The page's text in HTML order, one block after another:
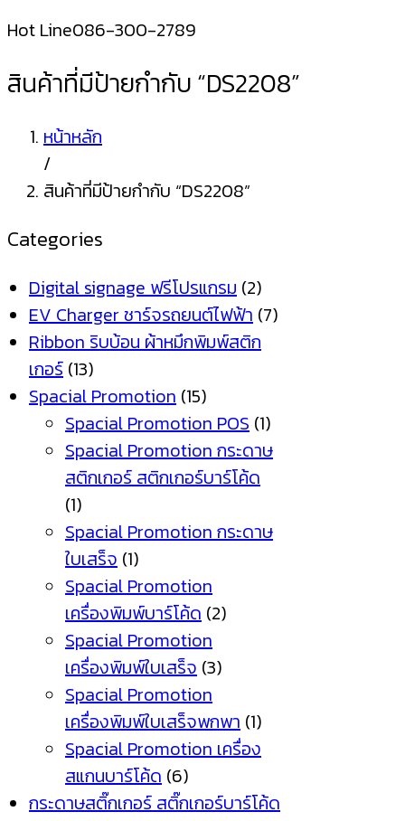
Hot Line086-300-2789
สินค้าที่มีป้ายกำกับ “DS2208”
หน้าหลัก
/
สินค้าที่มีป้ายกำกับ “DS2208”
Categories
Digital signage ฟรีโปรแกรม (2)
EV Charger ชาร์จรถยนต์ไฟฟ้า (7)
Ribbon ริบบ้อน ผ้าหมึกพิมพ์สติก
เกอร์ (13)
Spacial Promotion (15)
Spacial Promotion POS (1)
Spacial Promotion กระดาษ
สติกเกอร์ สติกเกอร์บาร์โค้ด
(1)
Spacial Promotion กระดาษ
ใบเสร็จ (1)
Spacial Promotion
เครื่องพิมพ์บาร์โค้ด (2)
Spacial Promotion
เครื่องพิมพ์ใบเสร็จ (3)
Spacial Promotion
เครื่องพิมพ์ใบเสร็จพกพา (1)
Spacial Promotion เครื่อง
สแกนบาร์โค้ด (6)
กระดาษสติ๊กเกอร์ สติ๊กเกอร์บาร์โค้ด